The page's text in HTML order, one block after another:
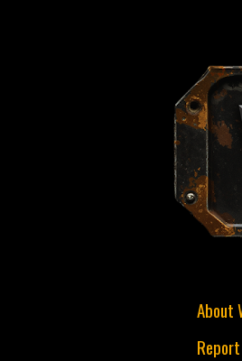
About